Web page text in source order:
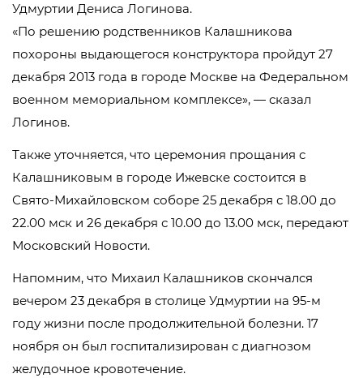
Удмуртии Дениса Логинова.
«По решению родственников Калашникова
похороны выдающегося конструктора пройдут 27
декабря 2013 года в городе Москве на Федеральном
военном мемориальном комплексе», — сказал
Логинов.
Также уточняется, что церемония прощания с
Калашниковым в городе Ижевске состоится в
Свято-Михайловском соборе 25 декабря с 18.00 до
22.00 мск и 26 декабря с 10.00 до 13.00 мск, передают
Московский Новости.
Напомним, что Михаил Калашников скончался
вечером 23 декабря в столице Удмуртии на 95-м
году жизни после продолжительной болезни. 17
ноября он был госпитализирован с диагнозом
желудочное кровотечение.